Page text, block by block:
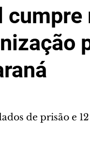
cumpre
de prisão e